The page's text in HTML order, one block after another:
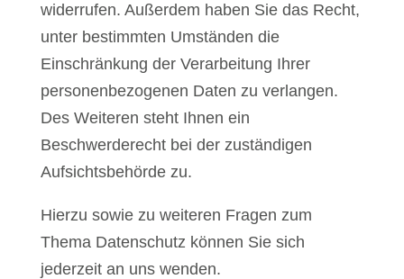
widerrufen. Außerdem haben Sie das Recht,
unter bestimmten Umständen die
Einschränkung der Verarbeitung Ihrer
personenbezogenen Daten zu verlangen.
Des Weiteren steht Ihnen ein
Beschwerderecht bei der zuständigen
Aufsichtsbehörde zu.
Hierzu sowie zu weiteren Fragen zum
Thema Datenschutz können Sie sich
jederzeit an uns wenden.